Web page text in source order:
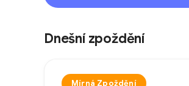
Dnešní zpoždění
Mírná Zpoždění